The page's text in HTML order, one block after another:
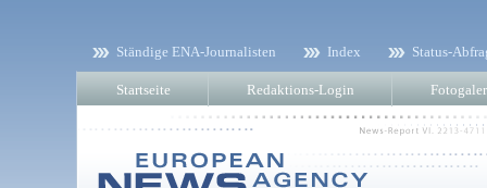
Ständige ENA-Journalisten Index Status-
Startseite Redaktions-Login